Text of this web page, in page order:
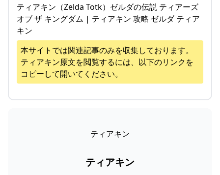
ティアキン（Zelda Totk）ゼルダの伝説 ティアーズ
オブ ザ キングダム | ティアキン 攻略 ゼルダ ティア
キン
本サイトでは関連記事のみを収集しております。
ティアキン原文を閲覧するには、以下のリンクを
コピーして開いてください。
ティアキン
ティアキン